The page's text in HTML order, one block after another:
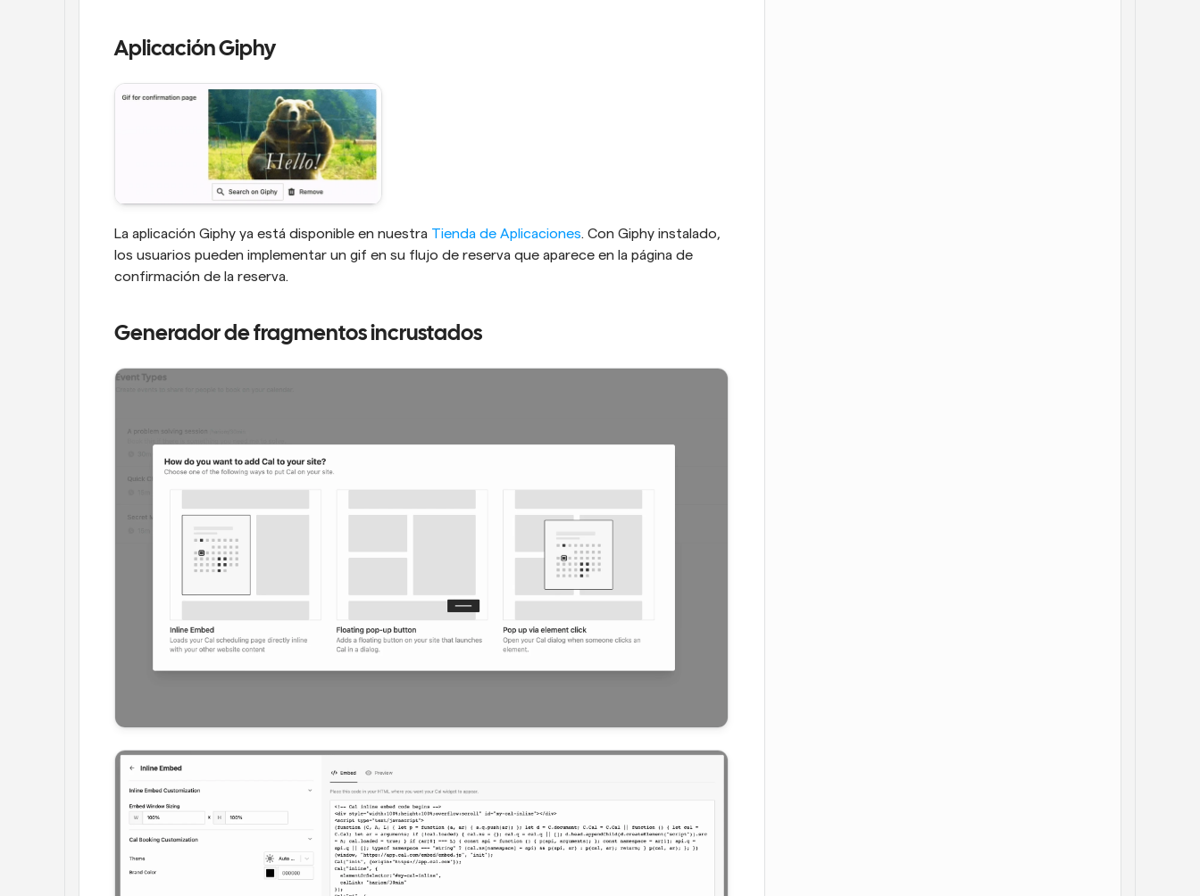
Aplicación Giphy
La aplicación Giphy ya está disponible en nuestra Tienda de Aplicaciones. Con Giphy instalado,
los usuarios pueden implementar un gif en su flujo de reserva que aparece en la página de
confirmación de la reserva.
Generador de fragmentos incrustados